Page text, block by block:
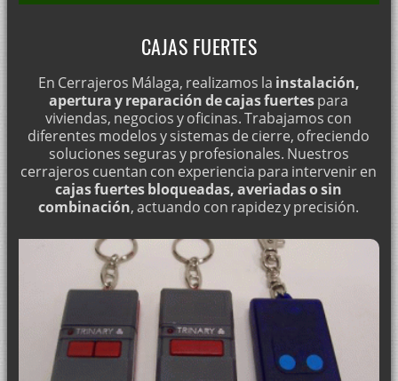
CAJAS FUERTES
En Cerrajeros Málaga, realizamos la instalación,
apertura y reparación de cajas fuertespara
viviendas, negocios y oficinas. Trabajamos con
diferentes modelos y sistemas de cierre, ofreciendo
soluciones seguras y profesionales. Nuestros
cerrajeros cuentan con experiencia para intervenir en
cajas fuertes bloqueadas, averiadas o sin
combinación, actuando con rapidez y precisión.